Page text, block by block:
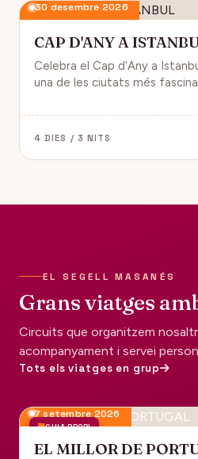
30 desembre 2026
CAP D'ANY A
Celebra el Cap d’Any a
una de les ciutats més
gaudir d’un ambient de festa
4 DIES / 3 NITS
EL SEGELL MASANÉS
Grans viatges
Circuits que organitzem
acompanyament i servei
Tots els viatges en grup
GUIA PROPI
7 setembre 2026
EL MILLOR DE